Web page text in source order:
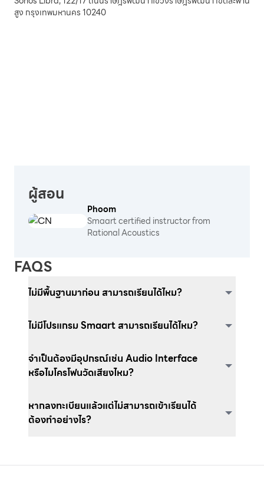
สูง กรุงเทพมหานคร 10240
ผู้สอน
Phoom
Smaart certified instructor from
Rational Acoustics
FAQS
ไม่มีพื้นฐานมาก่อน สามารถเรียนได้ไหม?
ไม่มีโปรแกรม Smaart สามารถเรียนได้ไหม?
จำเป็นต้องมีอุปกรณ์เช่น Audio Interface
หรือไมโครโฟนวัดเสียงไหม?
หากลงทะเบียนแล้วแต่ไม่สามารถเข้าเรียนได้
ต้องทำอย่างไร?